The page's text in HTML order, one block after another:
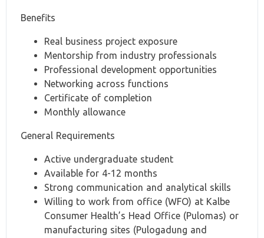
Benefits
Real business project exposure
Mentorship from industry professionals
Professional development opportunities
Networking across functions
Certificate of completion
Monthly allowance
General Requirements
Active undergraduate student
Available for 4-12 months
Strong communication and analytical skills
Willing to work from office (WFO) at Kalbe
Consumer Health’s Head Office (Pulomas) or
manufacturing sites (Pulogadung and